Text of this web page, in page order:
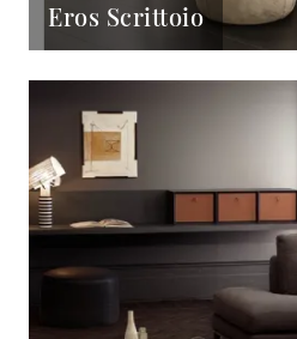
Eros Scrittoio